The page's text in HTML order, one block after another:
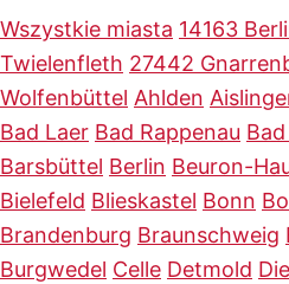
Wszystkie miasta 14163
Twielenfleth 27442
Wolfenbüttel Ahlden
Bad Laer Bad Rappenau
Barsbüttel Berlin Beuron-
Bielefeld Blieskastel Bonn
Brandenburg Braunschweig
Burgwedel Celle Detmold